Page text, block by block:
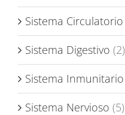
Sistema Circulatorio
Sistema Digestivo (2)
Sistema Inmunitario
Sistema Nervioso (5)